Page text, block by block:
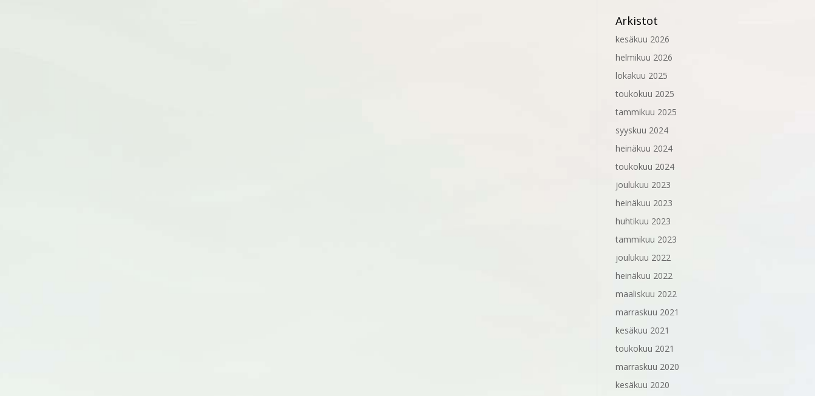
Arkistot
kesäkuu 2026
helmikuu 2026
lokakuu 2025
toukokuu 2025
tammikuu 2025
syyskuu 2024
heinäkuu 2024
toukokuu 2024
joulukuu 2023
heinäkuu 2023
huhtikuu 2023
tammikuu 2023
joulukuu 2022
heinäkuu 2022
maaliskuu 2022
marraskuu 2021
kesäkuu 2021
toukokuu 2021
marraskuu 2020
kesäkuu 2020